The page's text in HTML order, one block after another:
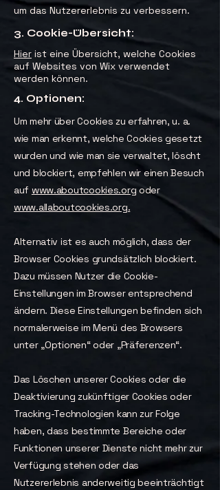
um das Nutzererlebnis zu verbessern.
3. Cookie-Übersicht:
Hier ist eine Übersicht, welche Cookies
auf Websites von Wix verwendet
werden können.
4. Optionen:
Um mehr über Cookies zu erfahren, u. a.
wie man erkennt, welche Cookies gesetzt
wurden und wie man sie verwaltet, löscht
und blockiert, empfehlen wir einen Besuch
auf www.aboutcookies.org oder
www.allaboutcookies.org.
Alternativ ist es auch möglich, dass der
Browser Cookies grundsätzlich blockiert.
Dazu müssen Nutzer die Cookie-
Einstellungen im Browser entsprechend
ändern. Diese Einstellungen befinden sich
normalerweise im Menü des Browsers
unter „Optionen“ oder „Präferenzen“.
Das Löschen unserer Cookies oder die
Deaktivierung zukünftiger Cookies oder
Tracking-Technologien kann zur Folge
haben, dass bestimmte Bereiche oder
Funktionen unserer Dienste nicht mehr zur
Verfügung stehen oder das
Nutzererlebnis anderweitig beeinträchtigt